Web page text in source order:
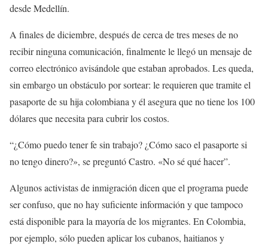
desde Medellín.
A finales de diciembre, después de cerca de tres meses de no
recibir ninguna comunicación, finalmente le llegó un mensaje de
correo electrónico avisándole que estaban aprobados. Les queda,
sin embargo un obstáculo por sortear: le requieren que tramite el
pasaporte de su hija colombiana y él asegura que no tiene los 100
dólares que necesita para cubrir los costos.
“¿Cómo puedo tener fe sin trabajo? ¿Cómo saco el pasaporte si
no tengo dinero?», se preguntó Castro. «No sé qué hacer”.
Algunos activistas de inmigración dicen que el programa puede
ser confuso, que no hay suficiente información y que tampoco
está disponible para la mayoría de los migrantes. En Colombia,
por ejemplo, sólo pueden aplicar los cubanos, haitianos y